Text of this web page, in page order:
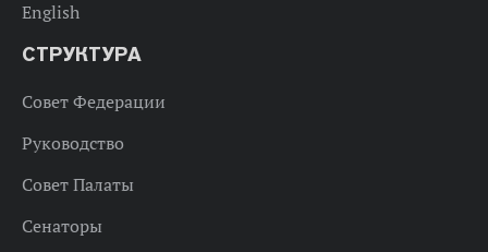
English
СТРУКТУРА
Совет Федерации
Руководство
Совет Палаты
Сенаторы